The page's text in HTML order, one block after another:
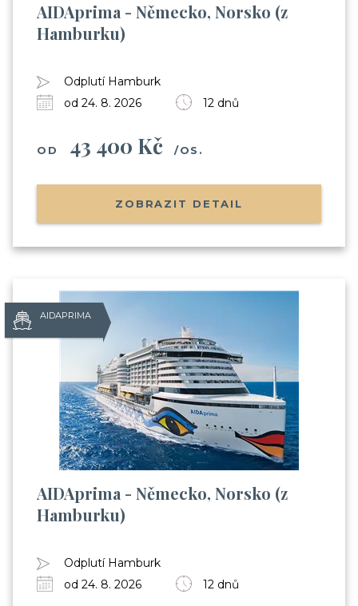
AIDAprima - Německo, Norsko (z
Hamburku)
Odplutí Hamburk
od 24. 8. 2026
12 dnů
OD 43 400 Kč /OS.
ZOBRAZIT DETAIL
AIDAPRIMA
AIDAprima - Německo, Norsko (z
Hamburku)
Odplutí Hamburk
od 24. 8. 2026
12 dnů